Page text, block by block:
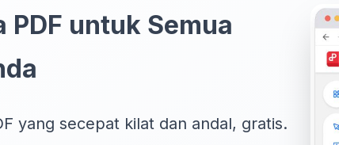
PDF untuk Semua
yang secepat kilat dan andal, gratis.